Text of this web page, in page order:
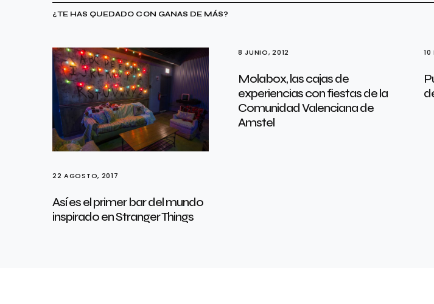
¿TE HAS QUEDADO CON GANAS DE MÁS?
22 AGOSTO, 2017
Así es el primer bar del mundo
inspirado en Stranger Things
8 JUNIO, 2012
Molabox, las cajas de
experiencias con fiestas de la
Comunidad Valenciana de
Amstel
10